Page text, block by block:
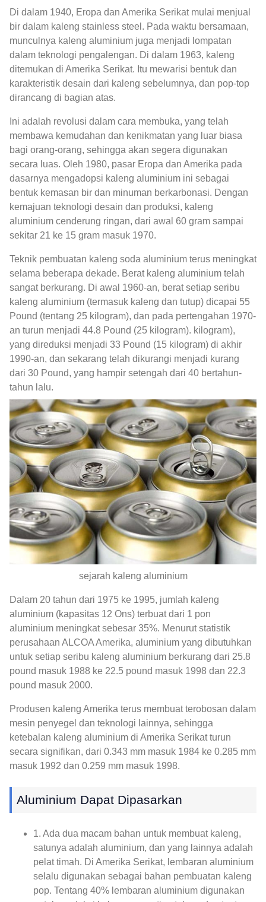
Di dalam 1940, Eropa dan Amerika Serikat mulai menjual
bir dalam kaleng stainless steel. Pada waktu bersamaan,
munculnya kaleng aluminium juga menjadi lompatan
dalam teknologi pengalengan. Di dalam 1963, kaleng
ditemukan di Amerika Serikat. Itu mewarisi bentuk dan
karakteristik desain dari kaleng sebelumnya, dan pop-top
dirancang di bagian atas.
Ini adalah revolusi dalam cara membuka, yang telah
membawa kemudahan dan kenikmatan yang luar biasa
bagi orang-orang, sehingga akan segera digunakan
secara luas. Oleh 1980, pasar Eropa dan Amerika pada
dasarnya mengadopsi kaleng aluminium ini sebagai
bentuk kemasan bir dan minuman berkarbonasi. Dengan
kemajuan teknologi desain dan produksi, kaleng
aluminium cenderung ringan, dari awal 60 gram sampai
sekitar 21 ke 15 gram masuk 1970.
Teknik pembuatan kaleng soda aluminium terus meningkat
selama beberapa dekade. Berat kaleng aluminium telah
sangat berkurang. Di awal 1960-an, berat setiap seribu
kaleng aluminium (termasuk kaleng dan tutup) dicapai 55
Pound (tentang 25 kilogram), dan pada pertengahan 1970-
an turun menjadi 44.8 Pound (25 kilogram). kilogram),
yang direduksi menjadi 33 Pound (15 kilogram) di akhir
1990-an, dan sekarang telah dikurangi menjadi kurang
dari 30 Pound, yang hampir setengah dari 40 bertahun-
tahun lalu.
sejarah kaleng aluminium
Dalam 20 tahun dari 1975 ke 1995, jumlah kaleng
aluminium (kapasitas 12 Ons) terbuat dari 1 pon
aluminium meningkat sebesar 35%. Menurut statistik
perusahaan ALCOA Amerika, aluminium yang dibutuhkan
untuk setiap seribu kaleng aluminium berkurang dari 25.8
pound masuk 1988 ke 22.5 pound masuk 1998 dan 22.3
pound masuk 2000.
Produsen kaleng Amerika terus membuat terobosan dalam
mesin penyegel dan teknologi lainnya, sehingga
ketebalan kaleng aluminium di Amerika Serikat turun
secara signifikan, dari 0.343 mm masuk 1984 ke 0.285 mm
masuk 1992 dan 0.259 mm masuk 1998.
Aluminium Dapat Dipasarkan
1. Ada dua macam bahan untuk membuat kaleng,
satunya adalah aluminium, dan yang lainnya adalah
pelat timah. Di Amerika Serikat, lembaran aluminium
selalu digunakan sebagai bahan pembuatan kaleng
pop. Tentang 40% lembaran aluminium digunakan